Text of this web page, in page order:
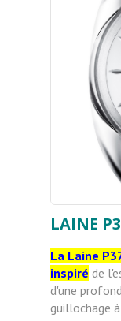
LAINE
La Laine
inspiré de
d'une
guillochage